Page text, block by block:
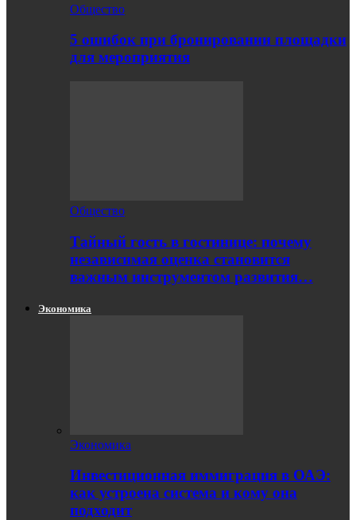
Общество
5 ошибок при бронировании площадки
для мероприятия
Общество
Тайный гость в гостинице: почему
независимая оценка становится
важным инструментом развития…
Экономика
Экономика
Инвестиционная иммиграция в ОАЭ:
как устроена система и кому она
подходит